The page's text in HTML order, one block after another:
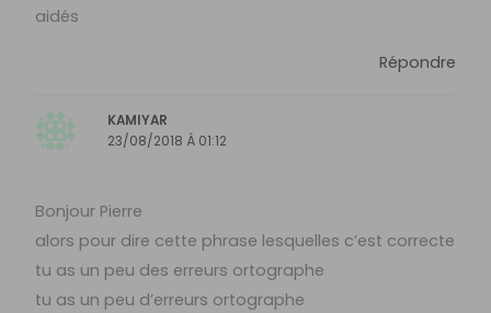
aidés
Répondre
KAMIYAR
23/08/2018 À 01:12
Bonjour Pierre
alors pour dire cette phrase lesquelles c’est correcte
tu as un peu des erreurs ortographe
tu as un peu d’erreurs ortographe